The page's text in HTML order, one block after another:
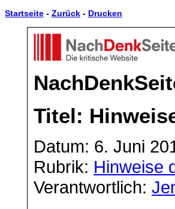
Startseite - Zurück - Drucken
Titel:
Datum: 6. Juni
Rubrik: Hinweise
Verantwortlich: